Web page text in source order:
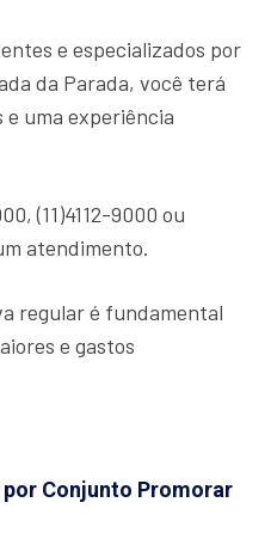
e especializados por
da Parada, você terá
e uma experiência
(11)4112-9000 ou
atendimento.
regular é fundamental
e gastos
por Conjunto Promorar